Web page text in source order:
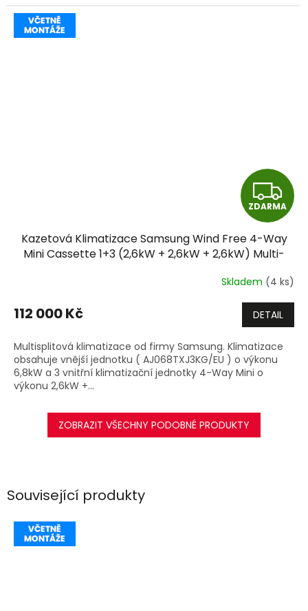
Související produkty
Z
D
A
R
M
A
ZDARMA
Kazetová Klimatizace Samsung Wind Free 4-Way
Mini Cassette 1+3 (2,6kW + 2,6kW + 2,6kW) Multi-
Skladem (4 ks)
112 000 Kč DETAIL
Multisplitová klimatizace od firmy Samsung. Klimatizace
obsahuje vnější jednotku ( AJ068TXJ3KG/EU ) o výkonu
6,8kW a 3 vnitřní klimatizační jednotky 4-Way Mini o
výkonu 2,6kW +...
ZOBRAZIT VŠECHNY PODOBNÉ PRODUKTY